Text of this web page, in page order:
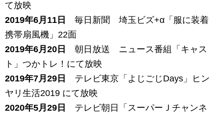
て放映
2019年6月11日
毎日新聞 埼玉ビズ+α「服に装着
携帯扇風機」22面
2019年6月20日
朝日放送 ニュース番組「キャス
ト」つかトレ！にて放映
2019年7月29日
テレビ東京「よじごじDays」ヒン
ヤリ生活2019 にて放映
2020年5月29日
テレビ朝日「スーパーＪチャンネ